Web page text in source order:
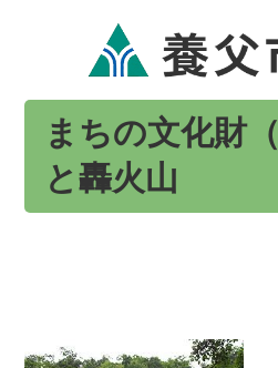
まちの文化財
と轟火山